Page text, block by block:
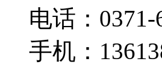
电话：0371-
手机：